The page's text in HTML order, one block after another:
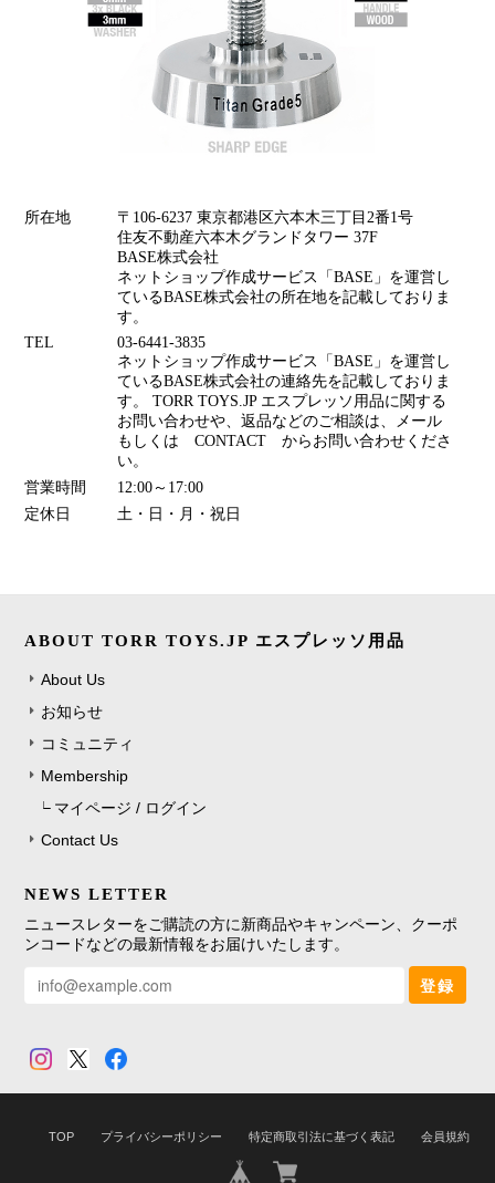
所在地
〒106-6237 東京都港区六本木三丁目2番1号
住友不動産六本木グランドタワー 37F
BASE株式会社
ネットショップ作成サービス「BASE」を運営し
ているBASE株式会社の所在地を記載しておりま
す。
TEL
03-6441-3835
ネットショップ作成サービス「BASE」を運営し
ているBASE株式会社の連絡先を記載しておりま
す。 TORR TOYS.JP エスプレッソ用品に関する
お問い合わせや、返品などのご相談は、メール
もしくは CONTACT からお問い合わせくださ
い。
営業時間
12:00～17:00
定休日
土・日・月・祝日
ABOUT TORR TOYS.JP エスプレッソ用品
About Us
お知らせ
コミュニティ
Membership
マイページ / ログイン
Contact Us
NEWS LETTER
ニュースレターをご購読の方に新商品やキャンペーン、クーポ
ンコードなどの最新情報をお届けいたします。
登録
TOP プライバシーポリシー 特定商取引法に基づく表記 会員規約